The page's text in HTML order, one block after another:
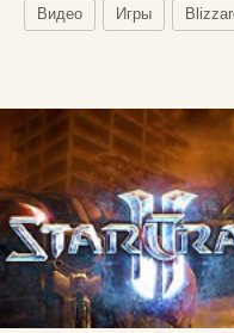
Видео Игры